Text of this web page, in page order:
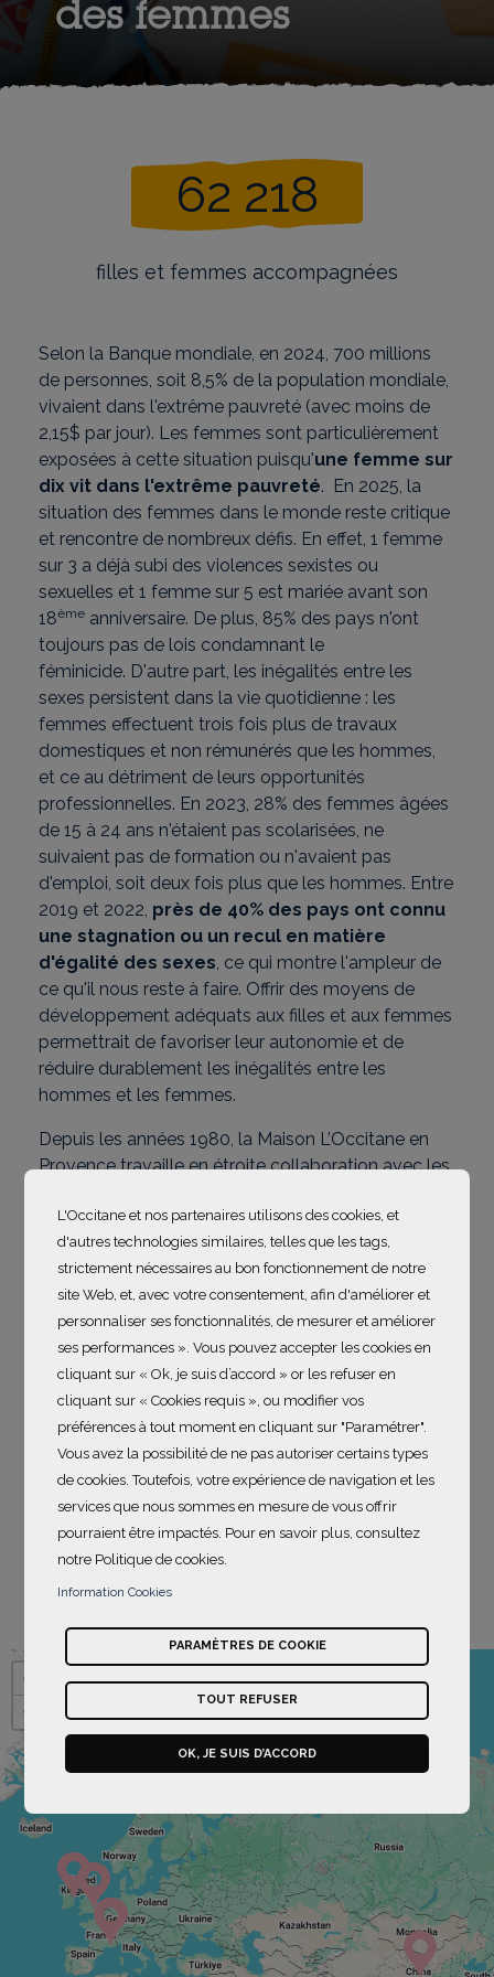
des femmes
62 218
filles et femmes accompagnées
Selon la Banque mondiale, en 2024, 700 millions
de personnes, soit 8,5% de la population mondiale,
vivaient dans l'extrême pauvreté (avec moins de
2,15$ par jour). Les femmes sont particulièrement
exposées à cette situation puisqu'une femme sur
dix vit dans l'extrême pauvreté. En 2025, la
situation des femmes dans le monde reste critique
et rencontre de nombreux défis. En effet, 1 femme
sur 3 a déjà subi des violences sexistes ou
sexuelles et 1 femme sur 5 est mariée avant son
18ème anniversaire. De plus, 85% des pays n'ont
toujours pas de lois condamnant le
féminicide. D'autre part, les inégalités entre les
sexes persistent dans la vie quotidienne : les
femmes effectuent trois fois plus de travaux
domestiques et non rémunérés que les hommes,
et ce au détriment de leurs opportunités
professionnelles. En 2023, 28% des femmes âgées
de 15 à 24 ans n'étaient pas scolarisées, ne
suivaient pas de formation ou n'avaient pas
d'emploi, soit deux fois plus que les hommes. Entre
2019 et 2022, près de 40% des pays ont connu
une stagnation ou un recul en matière
d'égalité des sexes, ce qui montre l'ampleur de
ce qu'il nous reste à faire. Offrir des moyens de
développement adéquats aux filles et aux femmes
permettrait de favoriser leur autonomie et de
réduire durablement les inégalités entre les
hommes et les femmes.
Depuis les années 1980, la Maison L’Occitane en
Provence travaille en étroite collaboration avec les
Burkina Faso. Dans le prolongement de cette
relation, le Fonds L’Occitane en Provence
accompagne, depuis 2006, le développement
socio-économique des filles et des femmes de ce
pays. Grâce à des projets œuvrant pour
l’éducation, la formation professionnelle et
l’entrepreneuriat, le Fonds L’Occitane en
Provence s’investit pour améliorer leurs conditions
de vie et pour mettre en place de meilleurs
pratiques sociales. Depuis 2 ans, les filiales de la
Maison soutiennent elles aussi des projets
favorisant l’autonomisation des femmes dans leur
pays.
La carte n'est pas compatible avec l'utilisation d'un lecteur
Passer la carte
+
−
L'Occitane et nos partenaires utilisons des cookies, et
d'autres technologies similaires, telles que les tags,
strictement nécessaires au bon fonctionnement de notre
site Web, et, avec votre consentement, afin d'améliorer et
personnaliser ses fonctionnalités, de mesurer et améliorer
ses performances ». Vous pouvez accepter les cookies en
cliquant sur « Ok, je suis d’accord » or les refuser en
cliquant sur « Cookies requis », ou modifier vos
préférences à tout moment en cliquant sur "Paramétrer".
Vous avez la possibilité de ne pas autoriser certains types
de cookies. Toutefois, votre expérience de navigation et les
services que nous sommes en mesure de vous offrir
pourraient être impactés. Pour en savoir plus, consultez
notre Politique de cookies.
Information Cookies
PARAMÈTRES DE COOKIE
TOUT REFUSER
OK, JE SUIS D’ACCORD